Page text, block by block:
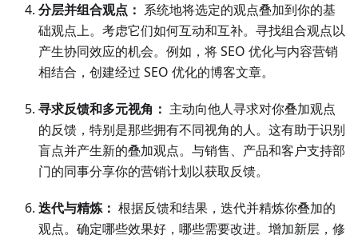
分层并组合观点： 系统地将选定的观点叠加到你的基
础观点上。考虑它们如何互动和互补。寻找组合观点以
产生协同效应的机会。例如，将 SEO 优化与内容营销
相结合，创建经过 SEO 优化的博客文章。
寻求反馈和多元视角： 主动向他人寻求对你叠加观点
的反馈，特别是那些拥有不同视角的人。这有助于识别
盲点并产生新的叠加观点。与销售、产品和客户支持部
门的同事分享你的营销计划以获取反馈。
迭代与精炼： 根据反馈和结果，迭代并精炼你叠加的
观点。确定哪些效果好，哪些需要改进。增加新层，修